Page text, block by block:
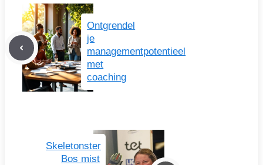
Ontgrendel
je
managementpotentieel
met
coaching
Skeletonster
Bos mist